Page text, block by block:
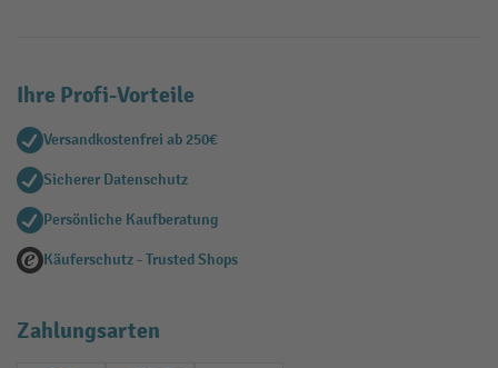
Ihre Profi-Vorteile
Versandkostenfrei ab 250€
Sicherer Datenschutz
Persönliche Kaufberatung
Käuferschutz - Trusted Shops
Zahlungsarten